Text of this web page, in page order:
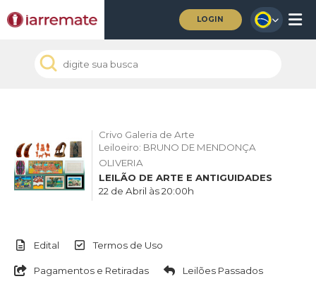
LOGIN
Crivo Galeria de Arte
Leiloeiro: BRUNO DE MENDONÇA
OLIVERIA
LEILÃO DE ARTE E ANTIGUIDADES
22 de Abril às 20:00h
Edital Termos de Uso
Pagamentos e Retiradas Leilões Passados